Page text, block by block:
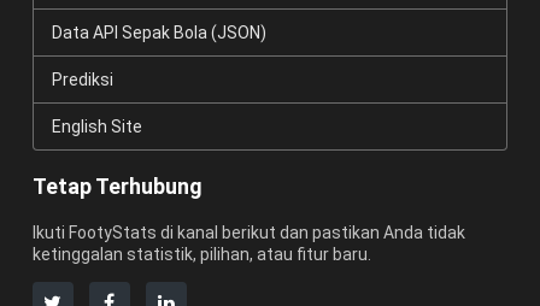
Data API Sepak Bola (JSON)
Prediksi
English Site
Tetap Terhubung
Ikuti FootyStats di kanal berikut dan pastikan Anda tidak
ketinggalan statistik, pilihan, atau fitur baru.